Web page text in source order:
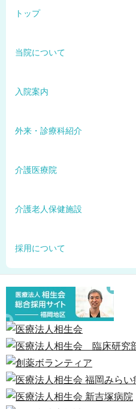
トップ
当院について
入院案内
外来・診療科紹介
介護医療院
介護老人保健施設
採用について